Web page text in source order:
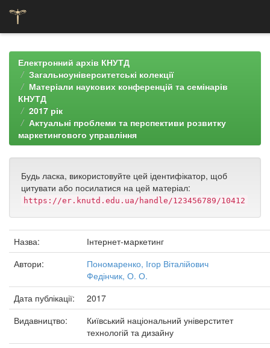
navigationЕлектронний архів КНУТД
Загальноуніверситетські колекції
Матеріали наукових конференцій та семінарів
КНУТД
2017 рік
Актуальні проблеми та перспективи розвитку
маркетингового управління
Будь ласка, використовуйте цей ідентифікатор, щоб
цитувати або посилатися на цей матеріал:
https://er.knutd.edu.ua/handle/123456789/10412
Назва:
Інтернет-маркетинг
Автори:
Пономаренко, Ігор Віталійович
Федінчик, О. О.
Дата публікації:
2017
Видавництво:
Київський національний універститет
технологій та дизайну